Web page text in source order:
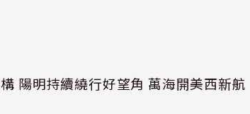
陽明持續繞行好望角 萬海開美西新航